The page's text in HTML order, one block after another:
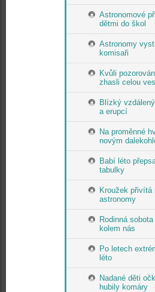
Astronomové
dětmi do škol
Astronomy
komisaři
Kvůli
zhasli celou
Blízký
a erupcí
Na proměnné
novým
Babí léto
tabulky
Kroužek přivítá
astronomy
Rodinná
kolem nás
Po letech
léto
Nadané děti
hubily komáry